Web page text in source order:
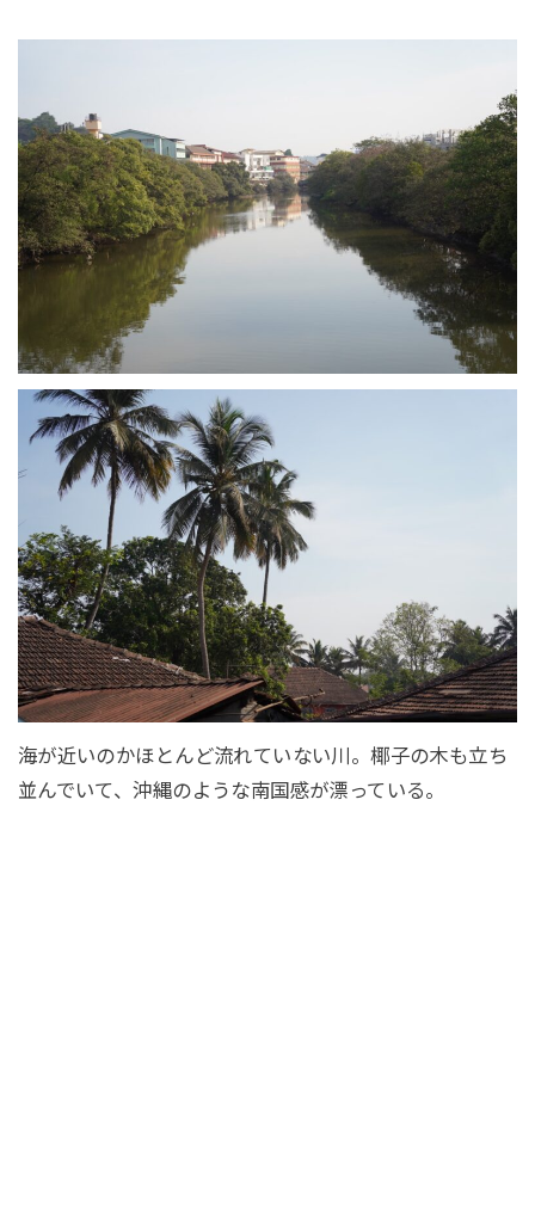
海が近いのかほとんど流れていない川。椰子の木も立ち
並んでいて、沖縄のような南国感が漂っている。